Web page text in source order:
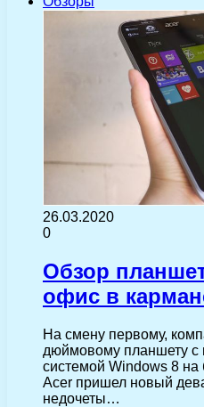
26.03.2020
0
Обзор
офис в
На смену первому,
дюймовому планшету с
системой Windows 8 на
Acer пришел новый
недочеты…